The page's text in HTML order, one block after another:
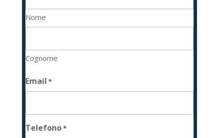
Nome
Cognome
Email *
Telefono*